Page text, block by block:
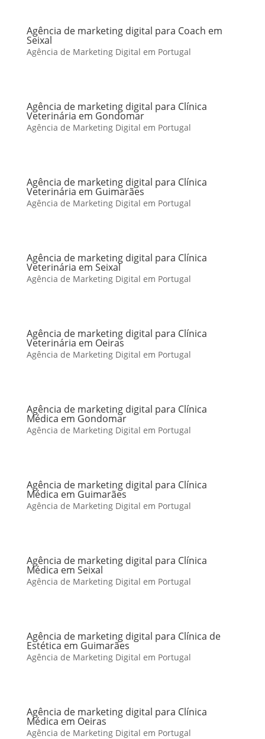
Agência de marketing digital para Coach em
Seixal
Agência de Marketing Digital em Portugal
Agência de marketing digital para Clínica
Veterinária em Gondomar
Agência de Marketing Digital em Portugal
Agência de marketing digital para Clínica
Veterinária em Guimarães
Agência de Marketing Digital em Portugal
Agência de marketing digital para Clínica
Veterinária em Seixal
Agência de Marketing Digital em Portugal
Agência de marketing digital para Clínica
Veterinária em Oeiras
Agência de Marketing Digital em Portugal
Agência de marketing digital para Clínica
Médica em Gondomar
Agência de Marketing Digital em Portugal
Agência de marketing digital para Clínica
Médica em Guimarães
Agência de Marketing Digital em Portugal
Agência de marketing digital para Clínica
Médica em Seixal
Agência de Marketing Digital em Portugal
Agência de marketing digital para Clínica de
Estética em Guimarães
Agência de Marketing Digital em Portugal
Agência de marketing digital para Clínica
Médica em Oeiras
Agência de Marketing Digital em Portugal